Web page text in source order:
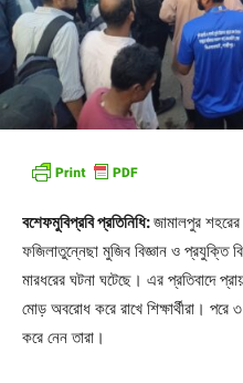
বশেফমুবিপ্রবি প্রতিনিধি:জামালপুর শহরের
ফজিলাতুন্নেছা মুজিব বিজ্ঞান ও প্রযুক্তি
মারধরের ঘটনা ঘটেছে। এর প্রতিবাদে
মোড় অবরোধ করে রাখে শিক্ষার্থীরা।
করে নেন তারা।